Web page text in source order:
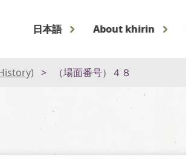
日本語 About khirin
（場面番号）４８